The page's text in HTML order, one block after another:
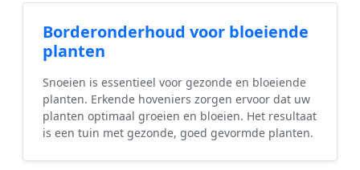
Borderonderhoud voor bloeiende
planten
Snoeien is essentieel voor gezonde en bloeiende
planten. Erkende hoveniers zorgen ervoor dat uw
planten optimaal groeien en bloeien. Het resultaat
is een tuin met gezonde, goed gevormde planten.